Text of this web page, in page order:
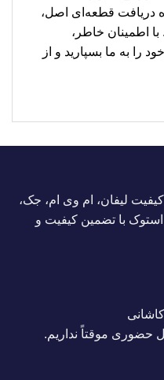
دریافت قطعه‌ای اصل،
اطمینان خاطر،
را به ما بسپارید و از
لیفان، ام وی ام، جک،
استوک با تضمین کیفیت و
حضوری موقتاً نداریم.